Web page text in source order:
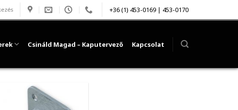
+36 (1) 453-0169 | 453-0170
Csináld Magad – Kaputervező Kapcsolat